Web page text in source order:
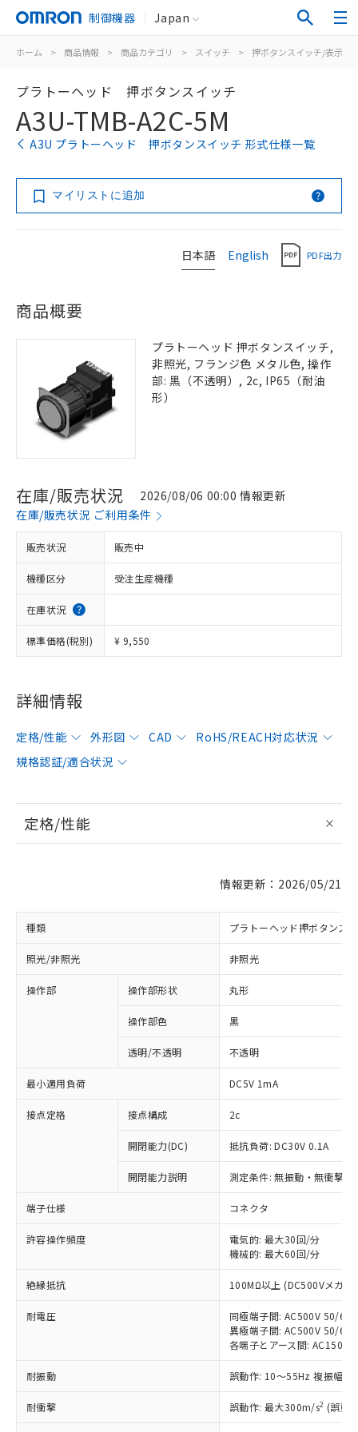
制御機器 Japan
ホーム > 商品情報 > 商品カテゴリ > スイッチ > 押ボタンスイッチ/表示灯
プラトーヘッド 押ボタンスイッチ
A3U-TMB-A2C-5M
A3U プラトーヘッド 押ボタンスイッチ 形式仕様一覧
マイリストに追加
日本語 English PDF出力
商品概要
プラトーヘッド 押ボタンスイッチ,
非照光, フランジ色 メタル色, 操作
部: 黒（不透明）, 2c, IP65（耐油
形）
在庫/販売状況
2026/08/06 00:00 情報更新
在庫/販売状況 ご利用条件
販売状況 販売中
機種区分 受注生産機種
在庫状況
標準価格(税別) ¥ 9,550
詳細情報
定格/性能 外形図 CAD
RoHS/REACH対応状況
規格認証/適合状況
定格/性能
情報更新：2026/05/21
種類 プラトーヘッド押ボタンス
照光/非照光 非照光
操作部 操作部形状 丸形
操作部色 黒
透明/不透明 不透明
最小適用負荷 DC5V 1mA
接点定格 接点構成 2c
開閉能力(DC) 抵抗負荷: DC30V 0.1A
開閉能力説明 測定条件: 無振動・無衝撃
端子仕様 コネクタ
許容操作頻度
電気的: 最大30回/分
機械的: 最大60回/分
絶縁抵抗 100MΩ以上 (DC500Vメガ)
耐電圧
同極端子間: AC500V 50/
異極端子間: AC500V 50/
各端子とアース間:
耐振動 誤動作: 10～55Hz 複振幅
耐衝撃 誤動作: 最大300m/s2 (誤動
以下の条件をお読みいただき、同意のうえ
※1 対応状況
対応済み：EU RoHS指令（10物質）の
非含有に対応した製品が提供可能な商品で
対応予定：EU RoHS指令（10物質）の非含
有に対応した製品に切り替える予定のある
対応予定なし：EU RoHS指令（10物質）の
非含有に非対応の商品で、対応品を出す予